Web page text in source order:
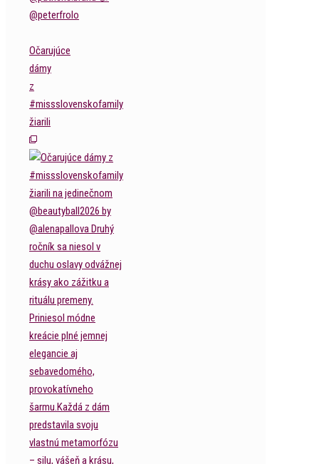
Očarujúce
dámy
z
#missslovenskofamily
žiarili